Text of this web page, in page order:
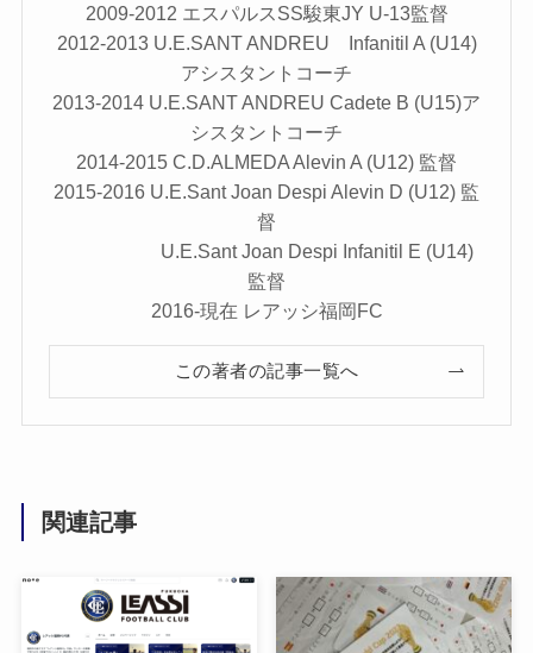
2009-2012 エスパルスSS駿東JY U-13監督
2012-2013 U.E.SANT ANDREU Infanitil A (U14)
アシスタントコーチ
2013-2014 U.E.SANT ANDREU Cadete B (U15)ア
シスタントコーチ
2014-2015 C.D.ALMEDA Alevin A (U12) 監督
2015-2016 U.E.Sant Joan Despi Alevin D (U12) 監
督
U.E.Sant Joan Despi Infanitil E (U14)
監督
2016-現在 レアッシ福岡FC
この著者の記事一覧へ
関連記事